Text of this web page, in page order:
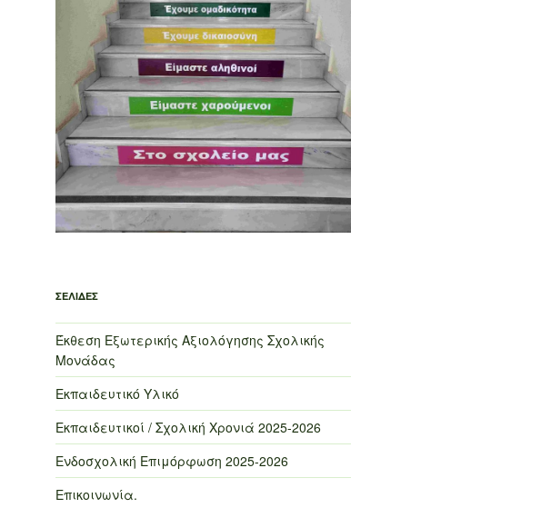
ΣΕΛΊΔΕΣ
Έκθεση Εξωτερικής Αξιολόγησης Σχολικής
Μονάδας
Εκπαιδευτικό Υλικό
Εκπαιδευτικοί / Σχολική Χρονιά 2025-2026
Ενδοσχολική Επιμόρφωση 2025-2026
Επικοινωνία.